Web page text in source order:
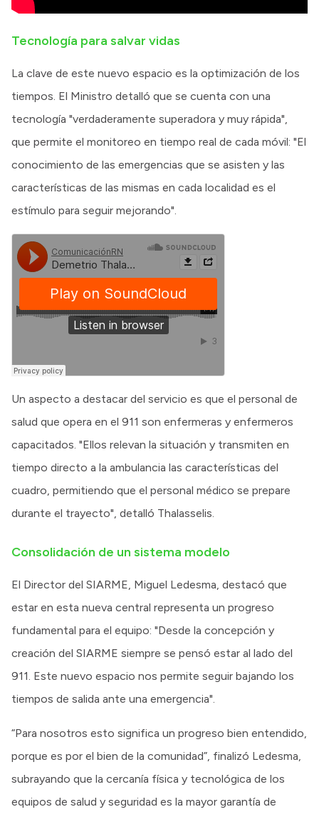
Tecnología para salvar vidas
La clave de este nuevo espacio es la optimización de los
tiempos. El Ministro detalló que se cuenta con una
tecnología "verdaderamente superadora y muy rápida",
que permite el monitoreo en tiempo real de cada móvil: "El
conocimiento de las emergencias que se asisten y las
características de las mismas en cada localidad es el
estímulo para seguir mejorando".
Un aspecto a destacar del servicio es que el personal de
salud que opera en el 911 son enfermeras y enfermeros
capacitados. "Ellos relevan la situación y transmiten en
tiempo directo a la ambulancia las características del
cuadro, permitiendo que el personal médico se prepare
durante el trayecto", detalló Thalasselis.
Consolidación de un sistema modelo
El Director del SIARME, Miguel Ledesma, destacó que
estar en esta nueva central representa un progreso
fundamental para el equipo: "Desde la concepción y
creación del SIARME siempre se pensó estar al lado del
911. Este nuevo espacio nos permite seguir bajando los
tiempos de salida ante una emergencia".
“Para nosotros esto significa un progreso bien entendido,
porque es por el bien de la comunidad”, finalizó Ledesma,
subrayando que la cercanía física y tecnológica de los
equipos de salud y seguridad es la mayor garantía de